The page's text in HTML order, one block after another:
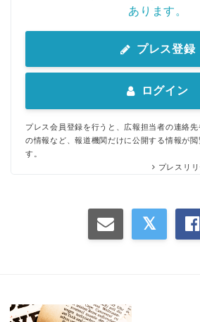
あります。
プレス登録
ログイン
プレス会員登録を行うと、広報担当者の連絡
の情報など、報道機関だけに公開する情報が
す。
プレスリ